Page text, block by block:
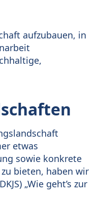
aufzubauen, in
etwas
sowie konkrete
bieten, haben wir
„Wie geht’s zur